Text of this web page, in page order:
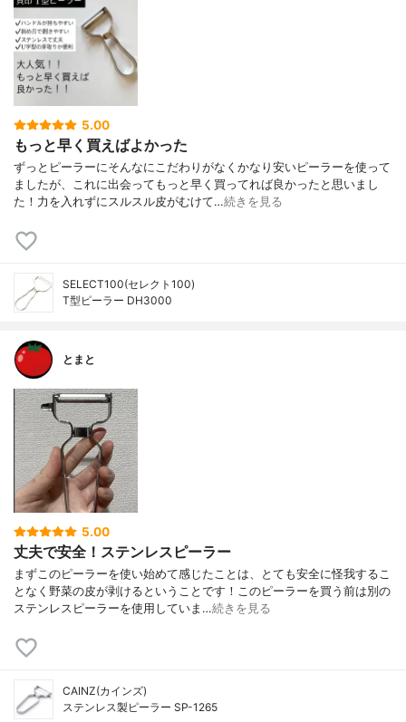
5.00
もっと早く買えばよかった
ずっとピーラーにそんなにこだわりがなくかなり安いピーラーを使って
ましたが、これに出会ってもっと早く買ってれば良かったと思いまし
た！力を入れずにスルスル皮がむけて…続きを見る
SELECT100(セレクト100)
T型ピーラー DH3000
とまと
5.00
丈夫で安全！ステンレスピーラー
まずこのピーラーを使い始めて感じたことは、とても安全に怪我するこ
となく野菜の皮が剥けるということです！このピーラーを買う前は別の
ステンレスピーラーを使用していま…続きを見る
CAINZ(カインズ)
ステンレス製ピーラー SP-1265